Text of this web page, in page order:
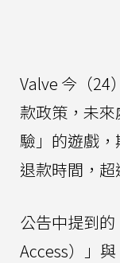
Valve 今（24
款政策，未
驗」的遊戲
退款時間，超
公告中提到
Access）」與